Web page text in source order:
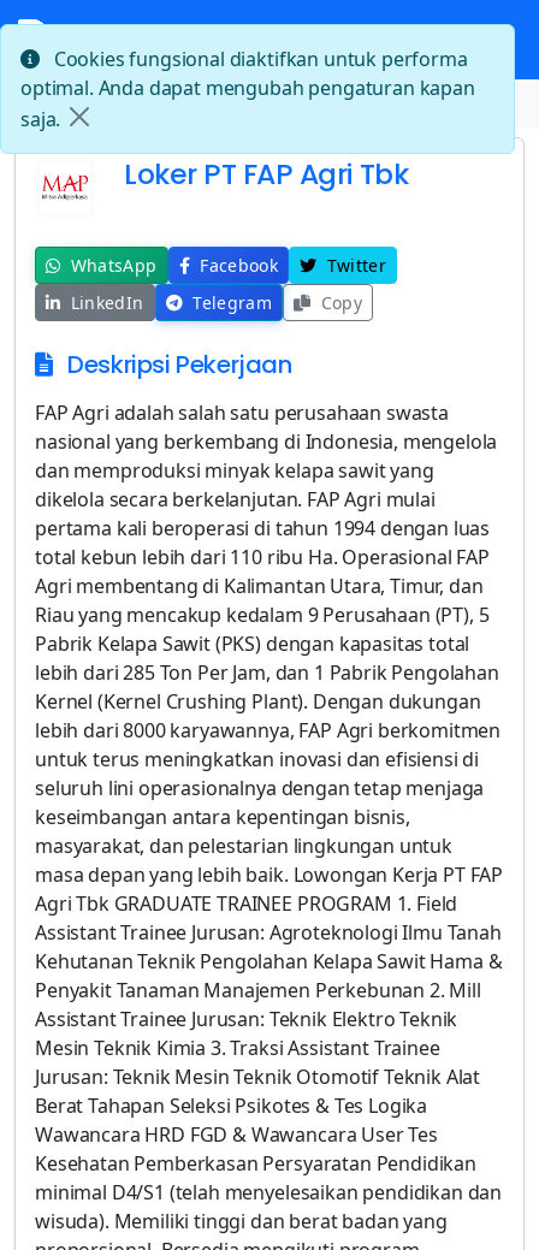
Beranda Loker PT FAP Agri Tbk
Loker PT FAP Agri Tbk
WhatsApp Facebook
Twitter
LinkedIn
Telegram Copy
Deskripsi Pekerjaan
FAP Agri adalah salah satu perusahaan swasta
nasional yang berkembang di Indonesia, mengelola
dan memproduksi minyak kelapa sawit yang
dikelola secara berkelanjutan. FAP Agri mulai
pertama kali beroperasi di tahun 1994 dengan luas
total kebun lebih dari 110 ribu Ha. Operasional FAP
Agri membentang di Kalimantan Utara, Timur, dan
Riau yang mencakup kedalam 9 Perusahaan (PT), 5
Pabrik Kelapa Sawit (PKS) dengan kapasitas total
lebih dari 285 Ton Per Jam, dan 1 Pabrik Pengolahan
Kernel (Kernel Crushing Plant). Dengan dukungan
lebih dari 8000 karyawannya, FAP Agri berkomitmen
untuk terus meningkatkan inovasi dan efisiensi di
seluruh lini operasionalnya dengan tetap menjaga
keseimbangan antara kepentingan bisnis,
masyarakat, dan pelestarian lingkungan untuk
masa depan yang lebih baik. Lowongan Kerja PT FAP
Agri Tbk GRADUATE TRAINEE PROGRAM 1. Field
Assistant Trainee Jurusan: Agroteknologi Ilmu Tanah
Kehutanan Teknik Pengolahan Kelapa Sawit Hama &
Penyakit Tanaman Manajemen Perkebunan 2. Mill
Assistant Trainee Jurusan: Teknik Elektro Teknik
Mesin Teknik Kimia 3. Traksi Assistant Trainee
Jurusan: Teknik Mesin Teknik Otomotif Teknik Alat
Berat Tahapan Seleksi Psikotes & Tes Logika
Wawancara HRD FGD & Wawancara User Tes
Kesehatan Pemberkasan Persyaratan Pendidikan
minimal D4/S1 (telah menyelesaikan pendidikan dan
wisuda). Memiliki tinggi dan berat badan yang
Cookies fungsional diaktifkan untuk performa
optimal. Anda dapat mengubah pengaturan kapan
saja.